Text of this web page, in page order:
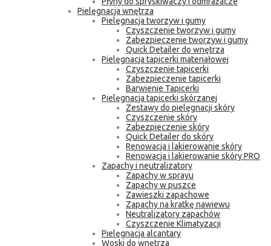
Pielęgnacja wnętrza
Pielęgnacja tworzyw i gumy
Czyszczenie tworzyw i gumy
Zabezpieczenie tworzyw i gumy
Quick Detailer do wnętrza
Pielęgnacja tapicerki materiałowej
Czyszczenie tapicerki
Zabezpieczenie tapicerki
Barwienie Tapicerki
Pielęgnacja tapicerki skórzanej
Zestawy do pielęgnacji skóry
Czyszczenie skóry
Zabezpieczenie skóry
Quick Detailer do skóry
Renowacja i lakierowanie skóry
Renowacja i lakierowanie skóry PRO
Zapachy i neutralizatory
Zapachy w sprayu
Zapachy w puszce
Zawieszki zapachowe
Zapachy na kratkę nawiewu
Neutralizatory zapachów
Czyszczenie Klimatyzacji
Pielęgnacja alcantary
Woski do wnętrza